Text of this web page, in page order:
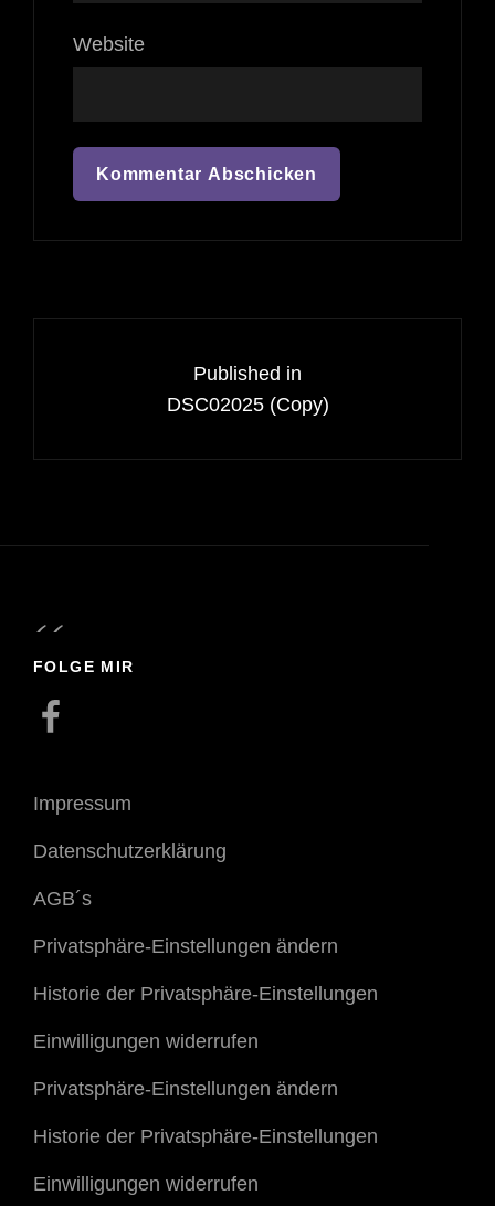
Website
Published in
DSC02025 (Copy)
FOLGE MIR
Facebook
Impressum
Datenschutzerklärung
AGB´s
Privatsphäre-Einstellungen ändern
Historie der Privatsphäre-Einstellungen
Einwilligungen widerrufen
Privatsphäre-Einstellungen ändern
Historie der Privatsphäre-Einstellungen
Einwilligungen widerrufen